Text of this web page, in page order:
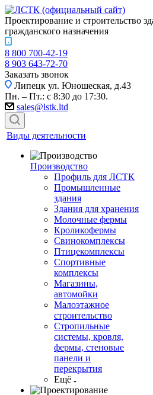
Проектирование и строительство
гражданского назначения
8 800 700-42-19
8 903 643-72-70
Заказать звонок
Липецк ул. Юношеская, д.43
Пн. – Пт.: с 8:30 до 17:30.
sales@lstk.ltd
Виды деятельности
Производство
Профиль для ЛСТК
Промышленные
здания
Здания для хранения
Молочные фермы
Кроликофермы
Свинокомплексы
Птицекомплексы
Спортивные
комплексы
Магазины,
автомойки
Малоэтажное
строительство
Стропильные
системы, кровля,
фермы, стеновые
панели и
перекрытия
Ещё